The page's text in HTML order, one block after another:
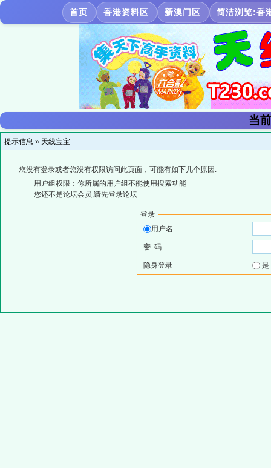
首页 香港资料区 新澳门区 简洁浏览:香
当
提示信息 » 天线宝宝
您没有登录或者您没有权限访问此页面，可能有如下几个原因:
用户组权限：你所属的用户组不能使用搜索功能
您还不是论坛会员,请先登录论坛
登录
用户名
密 码
隐身登录